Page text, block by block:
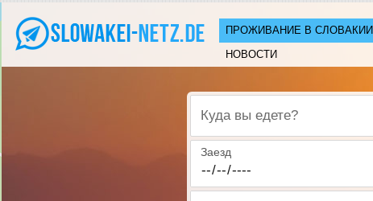
ПРОЖИВАНИЕ В СЛОВАКИИ
НОВОСТИ
Куда вы едете?
Заезд